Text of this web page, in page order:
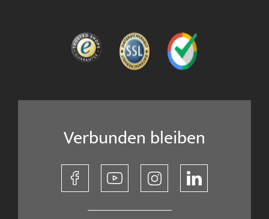
Verbunden bleiben